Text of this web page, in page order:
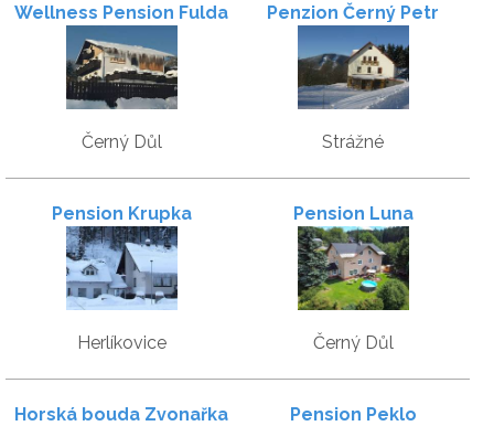
Wellness Pension Fulda
Černý Důl
Penzion Černý Petr
Strážné
Pension Krupka
Herlíkovice
Pension Luna
Černý Důl
Horská bouda Zvonařka Pension Peklo